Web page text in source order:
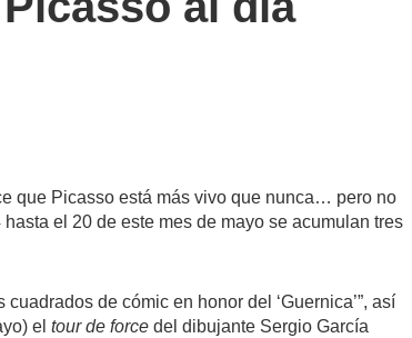
que Picasso está más vivo que nunca… pero no
el 20 de este mes de mayo se acumulan tres
cuadrados de cómic en honor del ‘Guernica’”, así
el tour de force del dibujante Sergio García